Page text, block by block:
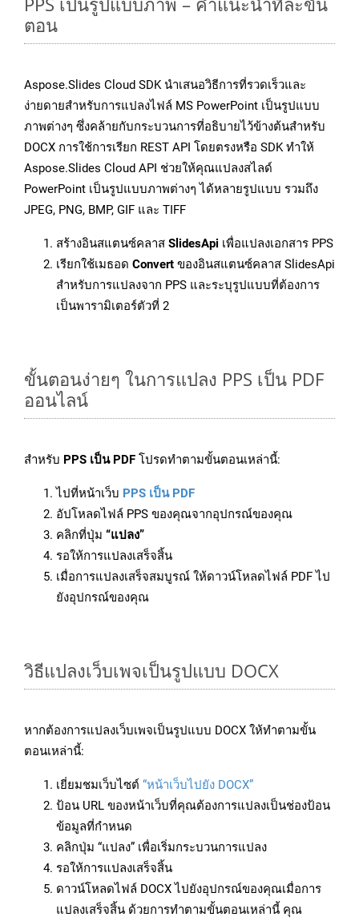
ตอน
Aspose.Slides Cloud SDK นำเสนอวิธีการที่รวดเร็วและ
ง่ายดายสำหรับการแปลงไฟล์ MS PowerPoint เป็นรูปแบบ
ภาพต่างๆ ซึ่งคล้ายกับกระบวนการที่อธิบายไว้ข้างต้นสำหรับ
DOCX การใช้การเรียก REST API โดยตรงหรือ SDK ทำให้
Aspose.Slides Cloud API ช่วยให้คุณแปลงสไลด์
PowerPoint เป็นรูปแบบภาพต่างๆ ได้หลายรูปแบบ รวมถึง
JPEG, PNG, BMP, GIF และ TIFF
สร้างอินสแตนซ์คลาส SlidesApi เพื่อแปลงเอกสาร PPS
เรียกใช้เมธอด Convert ของอินสแตนซ์คลาส SlidesApi
สำหรับการแปลงจาก PPS และระบุรูปแบบที่ต้องการ
เป็นพารามิเตอร์ตัวที่ 2
ขั้นตอนง่ายๆ ในการแปลง PPS เป็น PDF
ออนไลน์
สำหรับ PPS เป็น PDF โปรดทำตามขั้นตอนเหล่านี้:
ไปที่หน้าเว็บ PPS เป็น PDF
อัปโหลดไฟล์ PPS ของคุณจากอุปกรณ์ของคุณ
คลิกที่ปุ่ม “แปลง”
รอให้การแปลงเสร็จสิ้น
เมื่อการแปลงเสร็จสมบูรณ์ ให้ดาวน์โหลดไฟล์ PDF ไป
ยังอุปกรณ์ของคุณ
วิธีแปลงเว็บเพจเป็นรูปแบบ DOCX
หากต้องการแปลงเว็บเพจเป็นรูปแบบ DOCX ให้ทำตามขั้น
ตอนเหล่านี้:
เยี่ยมชมเว็บไซต์ “หน้าเว็บไปยัง DOCX”
ป้อน URL ของหน้าเว็บที่คุณต้องการแปลงเป็นช่องป้อน
ข้อมูลที่กำหนด
คลิกปุ่ม “แปลง” เพื่อเริ่มกระบวนการแปลง
รอให้การแปลงเสร็จสิ้น
ดาวน์โหลดไฟล์ DOCX ไปยังอุปกรณ์ของคุณเมื่อการ
แปลงเสร็จสิ้น ด้วยการทำตามขั้นตอนเหล่านี้ คุณ